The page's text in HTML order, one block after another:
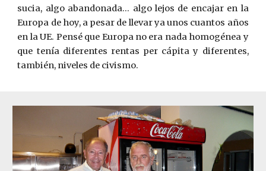
sucia, algo abandonada… algo lejos de encajar en la
Europa de hoy, a pesar de llevar ya unos cuantos años
en la UE. Pensé que Europa no era nada homogénea y
que tenía diferentes rentas per cápita y diferentes,
también, niveles de civismo.